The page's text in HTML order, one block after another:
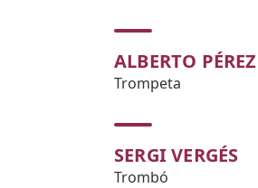
ALBERTO PÉREZ
Trompeta
SERGI VERGÉS
Trombó